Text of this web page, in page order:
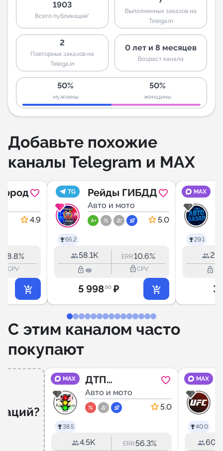
1903
Всего публикаций*
Выполненных заказов на
Telega.in
2
Повторных заказов на
Telega.in
0 лет и 8 месяцев
Возраст канала
50%
мужчины
50%
женщины
Добавьте похожие
каналы Telegram и MAX
4.9
8.8%
CPV
TG
65.2
Рейды ГИБДД
Авто и мото
5.0
58.1K ERR:10.6%
lock_outline lock_outlineCPV
5 998.60 ₽
MAX
29.1
lock_outline
С этим каналом часто
покупают
MAX
38.5
ДТП
Астрахань
Авто и мото
5.0
4.5K ERR:56.3%
MAX
40.0